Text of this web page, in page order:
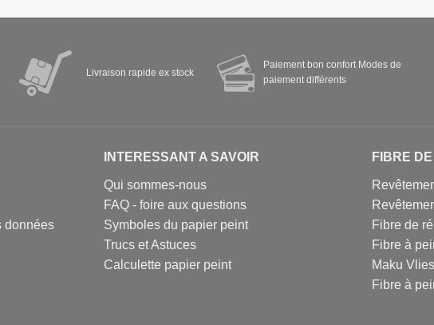
Livraison rapide ex stock
Paiement bon confort Modes de
paiement différents
données
INTERESSANT A SAVOIR
Qui sommes-nous
FAQ - foire aux questions
Symboles du papier peint
Trucs et Astuces
Calculette papier peint
FIBRE
Fibre de
Fibre à
Maku Vlies
Fibre à